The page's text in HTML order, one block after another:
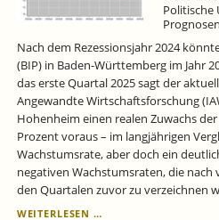
RISIKEN.
Politische
Nach dem Rezessionsjahr 2024
(BIP) in Baden-Württemberg im Jahr
das erste Quartal 2025 sagt der
Angewandte Wirtschaftsforschung
Hohenheim einen realen Zuwachs
Prozent voraus ­– im langjährigen
Wachstumsrate, aber doch ein
negativen Wachstumsraten, die
den Quartalen zuvor zu verzeichnen
WEITERLESEN …